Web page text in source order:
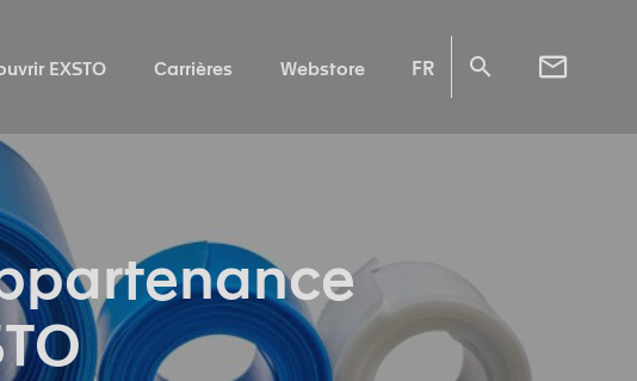
EXSTO Carrières Webstore FR